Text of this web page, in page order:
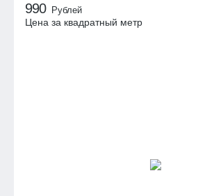
990 Рублей
Цена за квадратный метр